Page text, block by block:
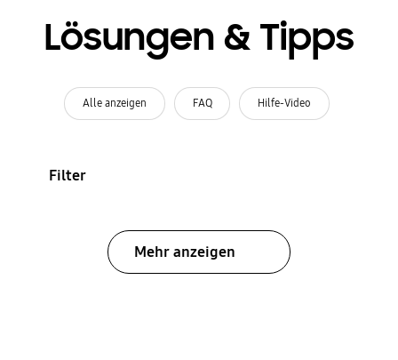
Lösungen & Tipps
Alle anzeigen FAQ Hilfe-Video
Filter
Mehr anzeigen